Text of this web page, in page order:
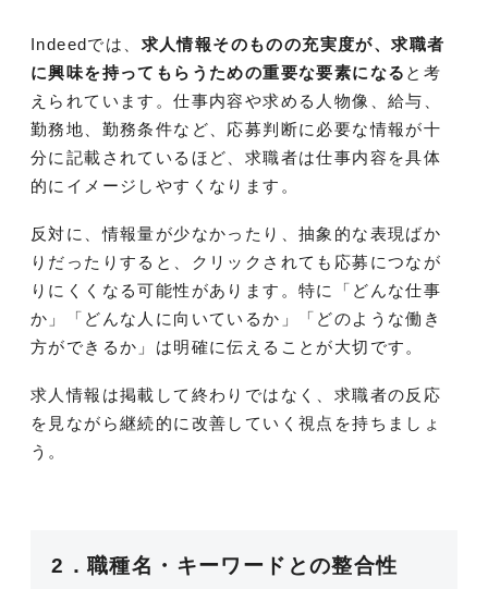
Indeedでは、 求人情報そのものの充実度が、求職者
に興味を持ってもらうための重要な要素になる と考
えられています。仕事内容や求める人物像、給与、
勤務地、勤務条件など、応募判断に必要な情報が十
分に記載されているほど、求職者は仕事内容を具体
的にイメージしやすくなります。
反対に、情報量が少なかったり、抽象的な表現ばか
りだったりすると、クリックされても応募につなが
りにくくなる可能性があります。特に「どんな仕事
か」「どんな人に向いているか」「どのような働き
方ができるか」は明確に伝えることが大切です。
求人情報は掲載して終わりではなく、求職者の反応
を見ながら継続的に改善していく視点を持ちましょ
う。
2．職種名・キーワードとの整合性